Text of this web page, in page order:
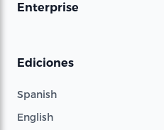
Enterprise
Ediciones
Spanish
English